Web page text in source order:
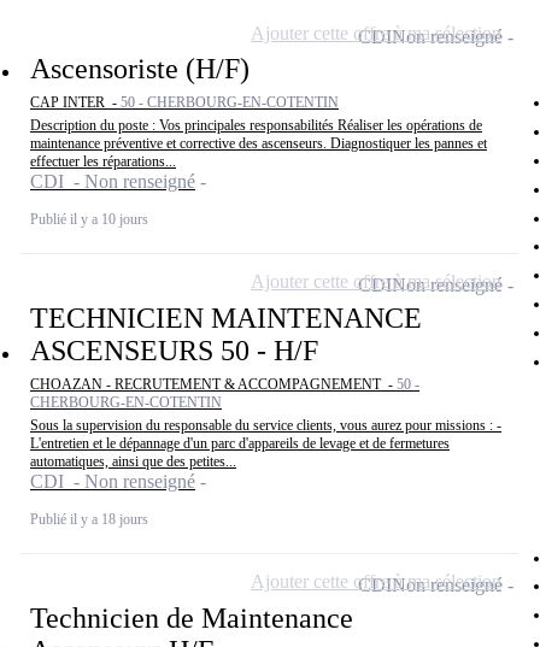
Ascensoriste (H/F)
CAP INTER - 50 - CHERBOURG-EN-COTENTIN
Description du poste : Vos principales responsabilités Réaliser les opérations de
maintenance préventive et corrective des ascenseurs. Diagnostiquer les pannes et
effectuer les réparations...
CDI - Non renseigné
Publié il y a 10 jours
CDINon renseigné
Ajouter cette offre à ma sélection
TECHNICIEN MAINTENANCE
ASCENSEURS 50 - H/F
CHOAZAN - RECRUTEMENT & ACCOMPAGNEMENT - 50 -
CHERBOURG-EN-COTENTIN
Sous la supervision du responsable du service clients, vous aurez pour missions : -
L'entretien et le dépannage d'un parc d'appareils de levage et de fermetures
automatiques, ainsi que des petites...
CDI - Non renseigné
Publié il y a 18 jours
CDINon renseigné
Ajouter cette offre à ma sélection
Technicien de Maintenance
CDINon renseigné
Ajouter cette offre à ma sélection